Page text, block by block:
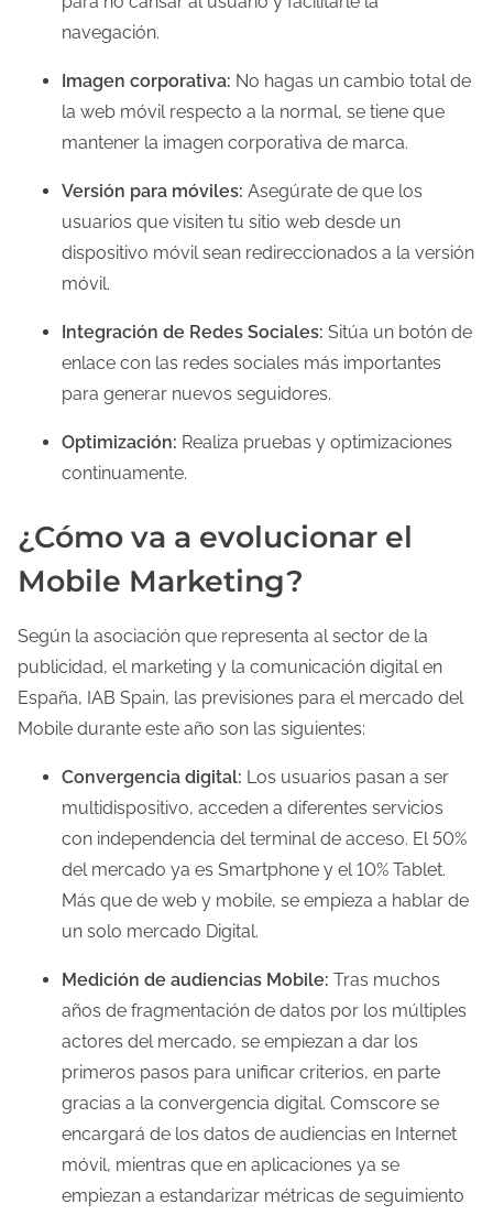
navegación.
Imagen corporativa: No hagas un cambio total de
la web móvil respecto a la normal, se tiene que
mantener la imagen corporativa de marca.
Versión para móviles: Asegúrate de que los
usuarios que visiten tu sitio web desde un
dispositivo móvil sean redireccionados a la versión
móvil.
Integración de Redes Sociales: Sitúa un botón de
enlace con las redes sociales más importantes
para generar nuevos seguidores.
Optimización: Realiza pruebas y optimizaciones
continuamente.
¿Cómo va a evolucionar el
Mobile Marketing?
Según la asociación que representa al sector de la
publicidad, el marketing y la comunicación digital en
España, IAB Spain, las previsiones para el mercado del
Mobile durante este año son las siguientes:
Convergencia digital: Los usuarios pasan a ser
multidispositivo, acceden a diferentes servicios
con independencia del terminal de acceso. El 50%
del mercado ya es Smartphone y el 10% Tablet.
Más que de web y mobile, se empieza a hablar de
un solo mercado Digital.
Medición de audiencias Mobile: Tras muchos
años de fragmentación de datos por los múltiples
actores del mercado, se empiezan a dar los
primeros pasos para unificar criterios, en parte
gracias a la convergencia digital. Comscore se
encargará de los datos de audiencias en Internet
móvil, mientras que en aplicaciones ya se
empiezan a estandarizar métricas de seguimiento